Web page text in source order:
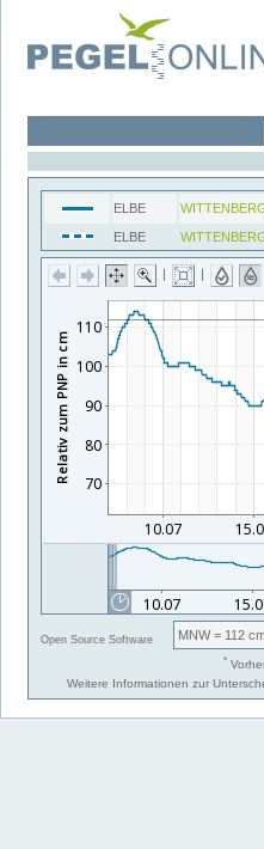
ELBE
ELBE
| |
Open Source Software MNW= 112
*
Weitere Informationen zur